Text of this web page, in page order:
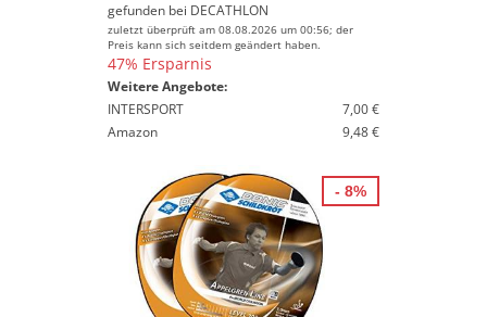
gefunden bei DECATHLON
zuletzt überprüft am 08.08.2026 um 00:56; der
Preis kann sich seitdem geändert haben.
47% Ersparnis
Weitere Angebote:
INTERSPORT
7,00 €
Amazon
9,48 €
- 8%